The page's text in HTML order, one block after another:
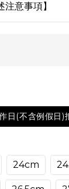
注意事項】
日(不含例假日)
24cm